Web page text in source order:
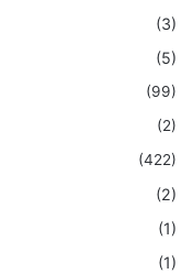
(3)
(5)
(99)
(2)
(422)
(2)
(1)
(1)